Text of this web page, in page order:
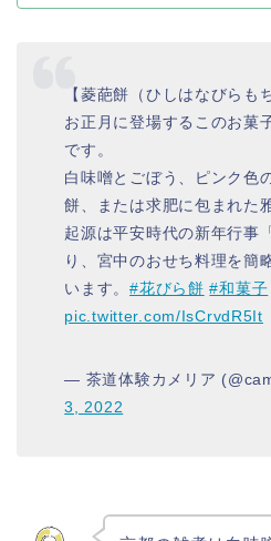
【菱葩餅（ひしはなびらも
お正月に登場するこのお菓
です。
白味噌とごぼう、ピンク色
餅、または求肥に包まれた
起源は平安時代の新年行事
り、宮中のおせち料理を簡
います。#花びら餅 #和菓子
pic.twitter.com/IsCrvdR5It
— 茶道体験カメリア
3, 2022